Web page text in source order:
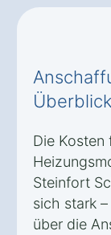
Überblick
Die Kosten
Steinfort
sich stark
über die